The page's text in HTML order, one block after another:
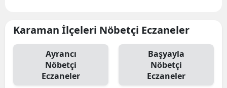
Karaman İlçeleri Nöbetçi Eczaneler
Ayrancı
Nöbetçi
Eczaneler
Başyayla
Nöbetçi
Eczaneler